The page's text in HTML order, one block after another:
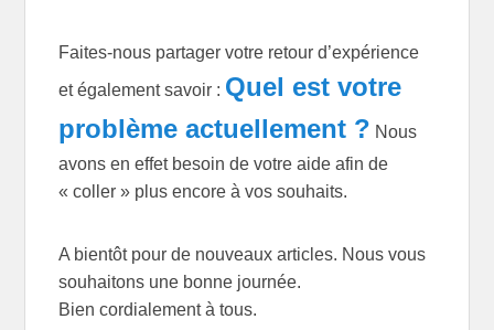
Faites-nous partager votre retour d’expérience
et également savoir : Quel est votre
problème actuellement ? Nous
avons en effet besoin de votre aide afin de
« coller » plus encore à vos souhaits.
A bientôt pour de nouveaux articles. Nous vous
souhaitons une bonne journée.
Bien cordialement à tous.